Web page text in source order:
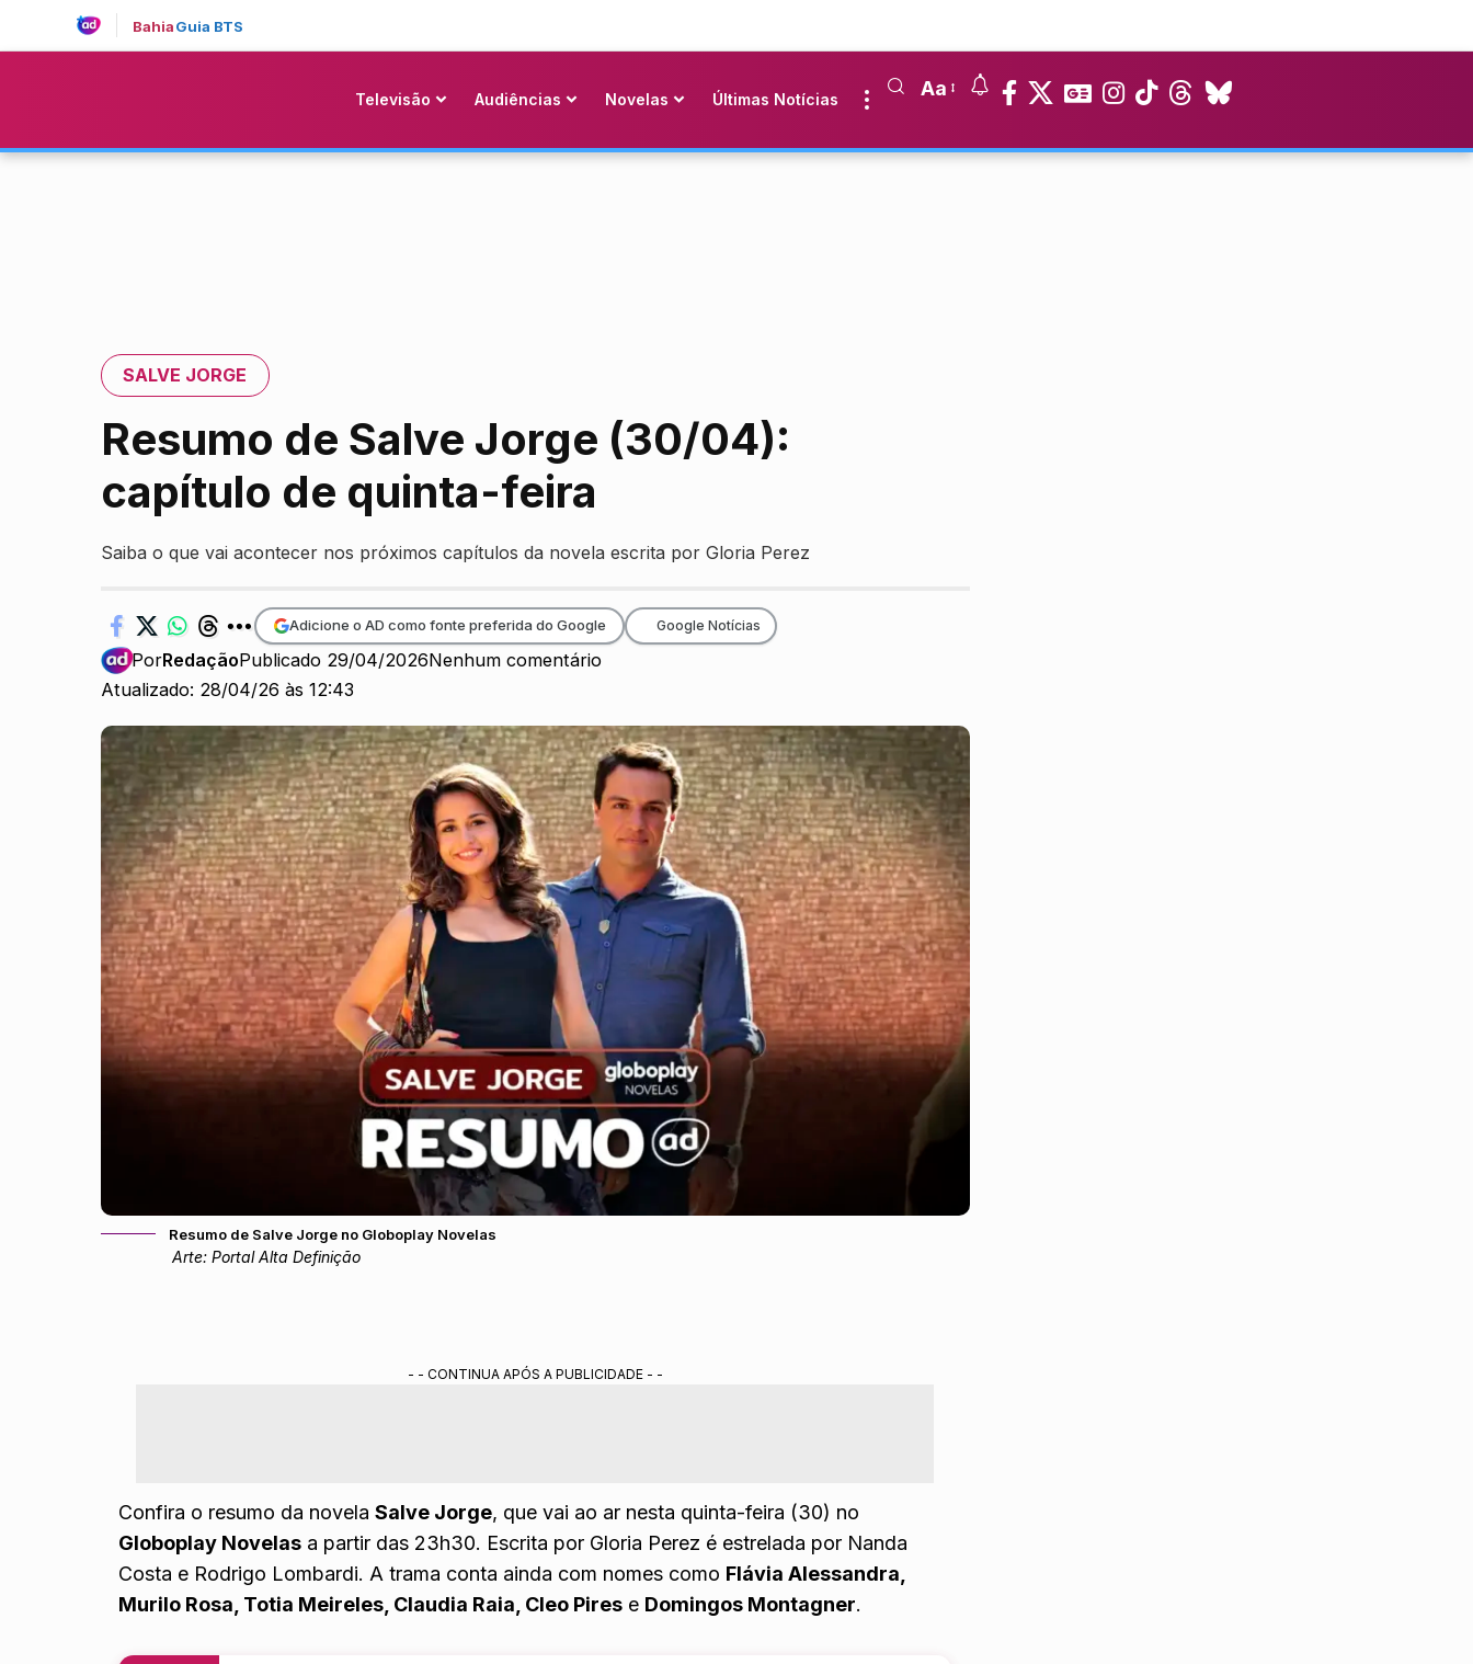
BahiaGuia BTS
Televisão Audiências Novelas Últimas Notícias Aa
SALVE JORGE
Resumo de Salve Jorge (30/04):
capítulo de quinta-feira
Saiba o que vai acontecer nos próximos capítulos da novela escrita por Gloria Perez
Atualizado: 28/04/26 às 12:43
PorRedaçãoPublicado 29/04/2026Nenhum comentário
Adicione o AD como fonte preferida do Google Google Notícias
Resumo de Salve Jorge no Globoplay Novelas
Arte: Portal Alta Definição
- - CONTINUA APÓS A PUBLICIDADE - -
Confira o resumo da novelaSalve Jorge, que vai ao ar nesta quinta-feira (30) no
Globoplay Novelas a partir das 23h30. Escrita por Gloria Perez é estrelada por Nanda
Costa e Rodrigo Lombardi. A trama conta ainda com nomes como Flávia Alessandra,
Murilo Rosa, Totia Meireles, Claudia Raia, Cleo Pires e Domingos Montagner.